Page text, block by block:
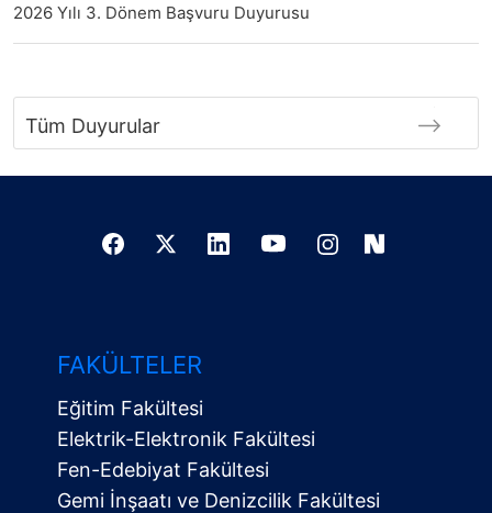
2026 Yılı 3. Dönem Başvuru Duyurusu
Tüm Duyurular
FAKÜLTELER
Eğitim Fakültesi
Elektrik-Elektronik Fakültesi
Fen-Edebiyat Fakültesi
Gemi İnşaatı ve Denizcilik Fakültesi